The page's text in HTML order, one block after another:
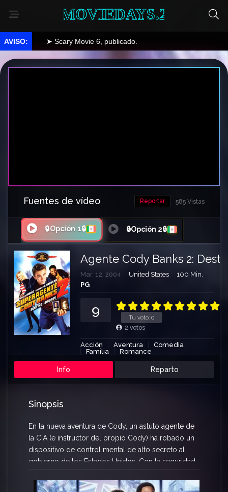
MOVIEDAYS.2
➤ Scary Movie 6, publicado.
Fuentes de vídeo 585 Vistas
Reportar
🔒Opción 1🔒 🔒Opción 2🔒
Agente Cody Banks 2:
Mar. 12, 2004 United States
100 Min.
PG
Tu voto: 0
9
2 votos
Acción Aventura
Comedia
Familia
Romance
Info Reparto
Sinopsis
En la nueva aventura de Cody, un astuto agente de
la CIA (e instructor del propio Cody) ha robado un
dispositivo de control mental de alto secreto al
gobierno de los Estados Unidos. Con la seguridad
de incógnito a Londres para conseguir traerlo de